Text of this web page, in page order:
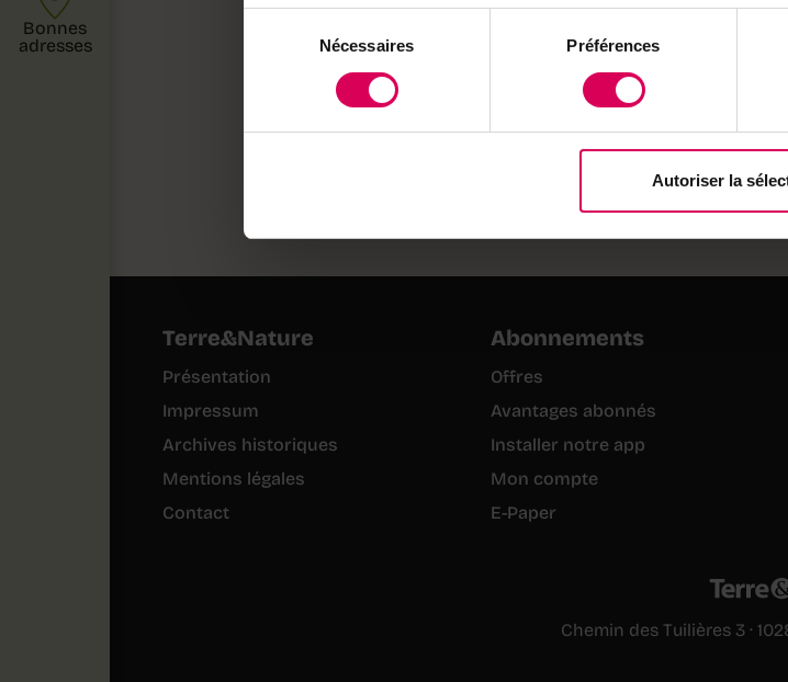
consentement
Nécessaires Préférences
Autoriser la
insectes à l'assiette aux champignons
climat, Terre & Nature vous invite à
modes de production et de consommation.
Bonne lecture !
Toutes les publications
Terre&Nature
Présentation
Impressum
Archives historiques
Mentions légales
Contact
Abonnements
Offres
Avantages abonnés
Installer notre app
Mon compte
E-Paper
Chemin des Tuilières 3 ·
Bonnes
adresses